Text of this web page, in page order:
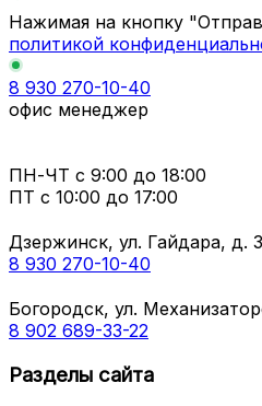
Нажимая на кнопку
политикой
8 930 270-10-40
офис менеджер
ПН-ЧТ с 9:00 до 18:00
ПТ с 10:00 до 17:00
Дзержинск, ул. Гайдара, д.
8 930 270-10-40
Богородск, ул.
8 902 689-33-22
Разделы сайта